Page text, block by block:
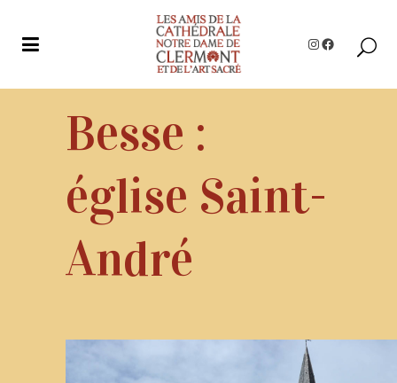
Instagram
Facebook
Besse :
église Saint-
André